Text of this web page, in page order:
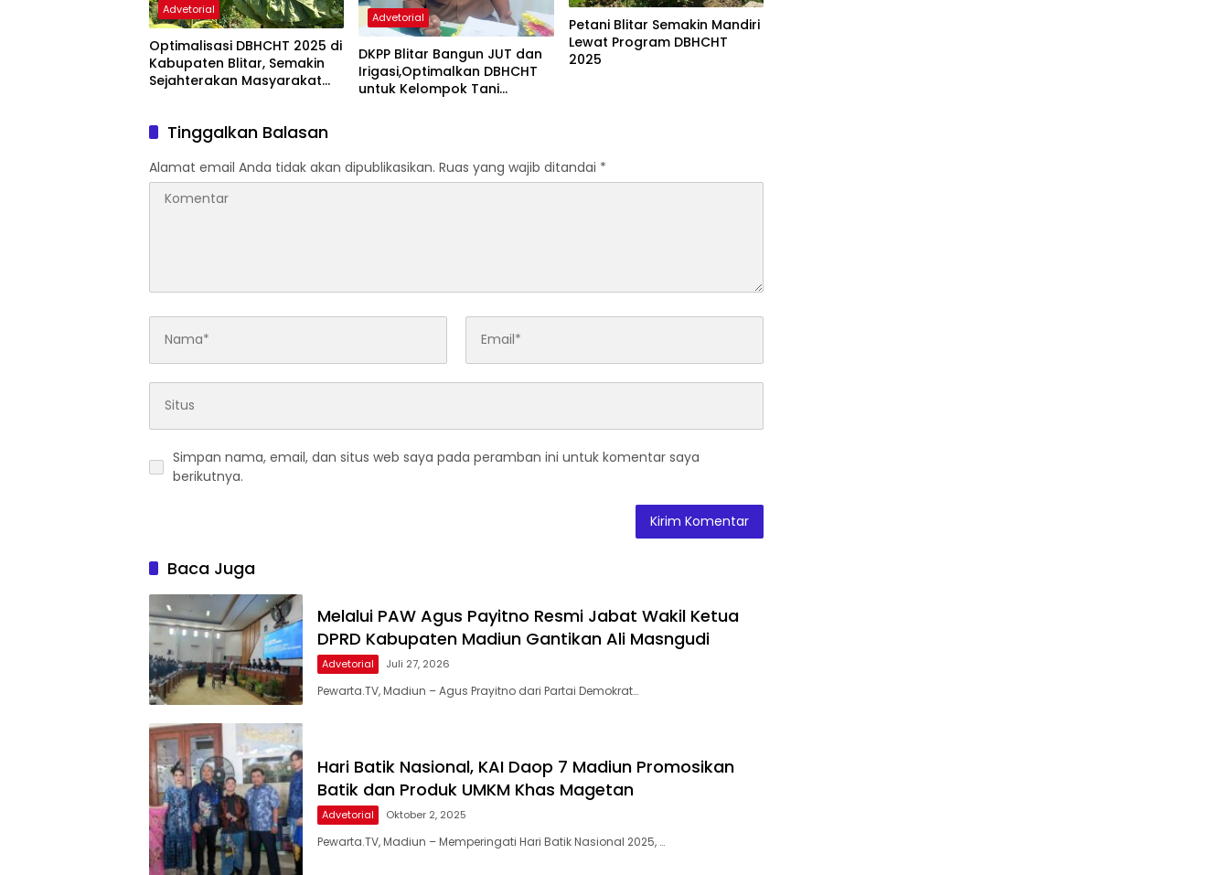
Advetorial
Optimalisasi DBHCHT 2025 di
Kabupaten Blitar, Semakin
Sejahterakan Masyarakat
Advetorial
DKPP Blitar Bangun JUT dan
Irigasi,Optimalkan DBHCHT
untuk Kelompok Tani
Petani Blitar Semakin Mandiri
Lewat Program DBHCHT
2025
Tinggalkan Balasan
Alamat email Anda tidak akan dipublikasikan. Ruas yang wajib ditandai *
Simpan nama, email, dan situs web saya pada peramban ini untuk komentar saya
berikutnya.
Baca Juga
Melalui PAW Agus Payitno Resmi Jabat Wakil Ketua
DPRD Kabupaten Madiun Gantikan Ali Masngudi
Advetorial Juli 27, 2026
Pewarta.TV, Madiun – Agus Prayitno dari Partai Demokrat…
Hari Batik Nasional, KAI Daop 7 Madiun Promosikan
Batik dan Produk UMKM Khas Magetan
Advetorial Oktober 2, 2025
Pewarta.TV, Madiun – Memperingati Hari Batik Nasional 2025, …